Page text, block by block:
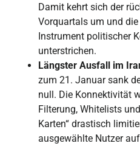
Damit kehrt sich der
Vorquartals um und
Instrument politischer
unterstrichen.
Längster Ausfall im
zum 21. Januar sank
null. Die Konnektivität
Filterung, Whitelists
Karten“ drastisch
ausgewählte Nutzer